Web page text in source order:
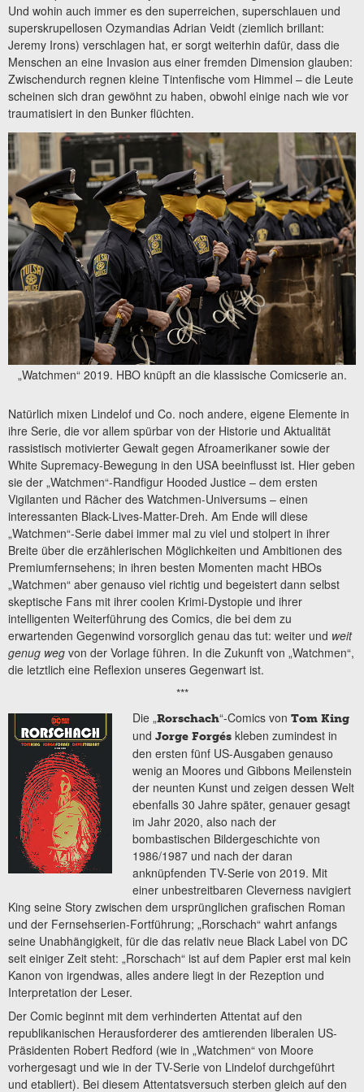
Und wohin auch immer es den superreichen, superschlauen und
superskrupellosen Ozymandias Adrian Veidt (ziemlich brillant:
Jeremy Irons) verschlagen hat, er sorgt weiterhin dafür, dass die
Menschen an eine Invasion aus einer fremden Dimension glauben:
Zwischendurch regnen kleine Tintenfische vom Himmel – die Leute
scheinen sich dran gewöhnt zu haben, obwohl einige nach wie vor
traumatisiert in den Bunker flüchten.
„Watchmen“ 2019. HBO knüpft an die klassische Comicserie an.
Natürlich mixen Lindelof und Co. noch andere, eigene Elemente in
ihre Serie, die vor allem spürbar von der Historie und Aktualität
rassistisch motivierter Gewalt gegen Afroamerikaner sowie der
White Supremacy-Bewegung in den USA beeinflusst ist. Hier geben
sie der „Watchmen“-Randfigur Hooded Justice – dem ersten
Vigilanten und Rächer des Watchmen-Universums – einen
interessanten Black-Lives-Matter-Dreh. Am Ende will diese
„Watchmen“-Serie dabei immer mal zu viel und stolpert in ihrer
Breite über die erzählerischen Möglichkeiten und Ambitionen des
Premiumfernsehens; in ihren besten Momenten macht HBOs
„Watchmen“ aber genauso viel richtig und begeistert dann selbst
skeptische Fans mit ihrer coolen Krimi-Dystopie und ihrer
intelligenten Weiterführung des Comics, die bei dem zu
erwartenden Gegenwind vorsorglich genau das tut: weiter und weit
genug weg von der Vorlage führen. In die Zukunft von „Watchmen“,
die letztlich eine Reflexion unseres Gegenwart ist.
***
Die „Rorschach“-Comics vonTom King
undJorge Forgés kleben zumindest in
den ersten fünf US-Ausgaben genauso
wenig an Moores und Gibbons Meilenstein
der neunten Kunst und zeigen dessen Welt
ebenfalls 30 Jahre später, genauer gesagt
im Jahr 2020, also nach der
bombastischen Bildergeschichte von
1986/1987 und nach der daran
anknüpfenden TV-Serie von 2019. Mit
einer unbestreitbaren Cleverness navigiert
King seine Story zwischen dem ursprünglichen grafischen Roman
und der Fernsehserien-Fortführung; „Rorschach“ wahrt anfangs
seine Unabhängigkeit, für die das relativ neue Black Label von DC
seit einiger Zeit steht: „Rorschach“ ist auf dem Papier erst mal kein
Kanon von irgendwas, alles andere liegt in der Rezeption und
Interpretation der Leser.
Der Comic beginnt mit dem verhinderten Attentat auf den
republikanischen Herausforderer des amtierenden liberalen US-
Präsidenten Robert Redford (wie in „Watchmen“ von Moore
vorhergesagt und wie in der TV-Serie von Lindelof durchgeführt
und etabliert). Bei diesem Attentatsversuch sterben gleich auf den